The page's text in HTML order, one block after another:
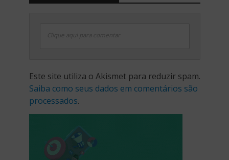
Clique aqui para comentar
Este site utiliza o Akismet para reduzir spam.
Saiba como seus dados em comentários são
processados.